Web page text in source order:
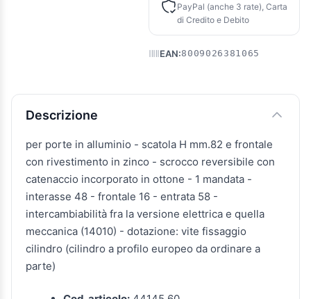
PayPal (anche 3 rate), Carta
di Credito e Debito
EAN:8009026381065
Descrizione e caratteristiche
Descrizione
per porte in alluminio - scatola H mm.82 e frontale
con rivestimento in zinco - scrocco reversibile con
catenaccio incorporato in ottone - 1 mandata -
interasse 48 - frontale 16 - entrata 58 -
intercambiabilità fra la versione elettrica e quella
meccanica (14010) - dotazione: vite fissaggio
cilindro (cilindro a profilo europeo da ordinare a
parte)